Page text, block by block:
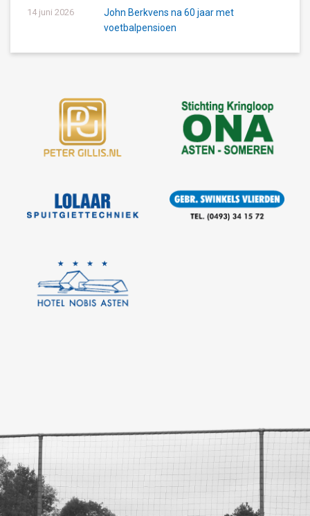
14 juni 2026
John Berkvens na 60 jaar met
voetbalpensioen